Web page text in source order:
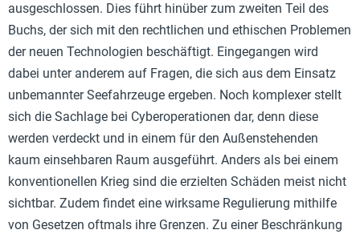
ausgeschlossen. Dies führt hinüber zum zweiten Teil des
Buchs, der sich mit den rechtlichen und ethischen Problemen
der neuen Technologien beschäftigt. Eingegangen wird
dabei unter anderem auf Fragen, die sich aus dem Einsatz
unbemannter Seefahrzeuge ergeben. Noch komplexer stellt
sich die Sachlage bei Cyberoperationen dar, denn diese
werden verdeckt und in einem für den Außenstehenden
kaum einsehbaren Raum ausgeführt. Anders als bei einem
konventionellen Krieg sind die erzielten Schäden meist nicht
sichtbar. Zudem findet eine wirksame Regulierung mithilfe
von Gesetzen oftmals ihre Grenzen. Zu einer Beschränkung